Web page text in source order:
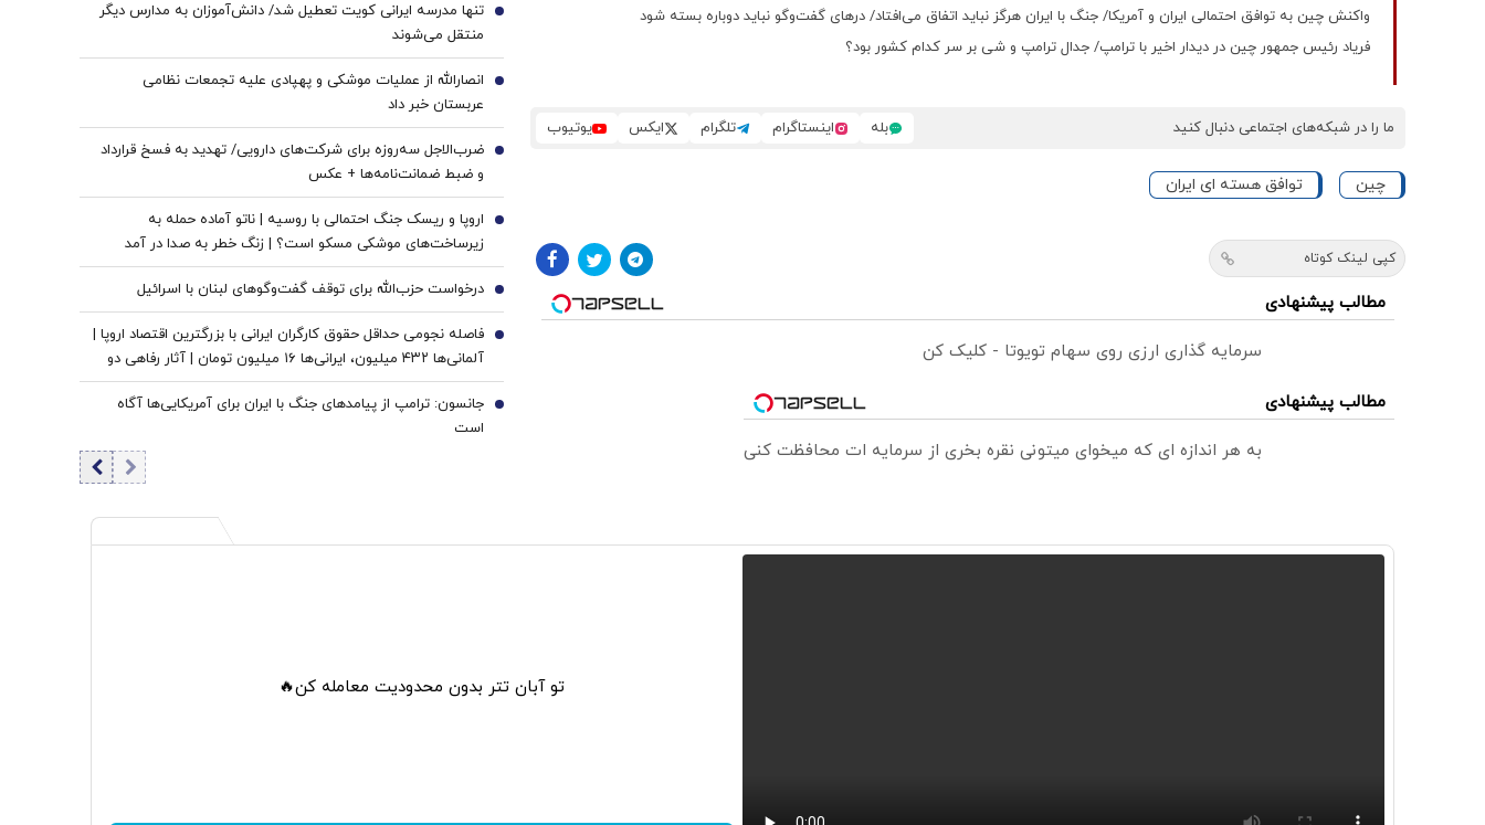
واکنش چین به توافق احتمالی ایران و آمریکا/ جنگ با ایران هرگز نباید اتفاق می‌افتاد/ درهای گفت‌وگو نباید دوباره بسته شود
فریاد رئیس جمهور چین در دیدار اخیر با ترامپ/ جدال ترامپ و شی بر سر کدام کشور بود؟
ما را در شبکه‌های اجتماعی دنبال کنید بله اینستاگرام تلگرام ایکس یوتیوب
چین توافق هسته ای ایران
کپی لینک کوتاه
مطالب پیشنهادی
سرمایه گذاری ارزی روی سهام تویوتا - کلیک کن
مطالب پیشنهادی
به هر اندازه ای که میخوای میتونی نقره بخری از سرمایه ات محافظت کنی
تنها مدرسه ایرانی کویت تعطیل شد/ دانش‌آموزان به مدارس دیگر
منتقل می‌شوند
4
انصارالله از عملیات موشکی و پهپادی علیه تجمعات نظامی
عربستان خبر داد
5
ضرب‌الاجل سه‌روزه برای شرکت‌های دارویی/ تهدید به فسخ قرارداد
و ضبط ضمانت‌نامه‌ها + عکس
6
اروپا و ریسک جنگ احتمالی با روسیه | ناتو آماده حمله به
زیرساخت‌های موشکی مسکو است؟ | زنگ خطر به صدا در آمد
7
درخواست حزب‌الله برای توقف گفت‌وگوهای لبنان با اسرائیل 8
فاصله نجومی حداقل حقوق کارگران ایرانی با بزرگترین اقتصاد اروپا |
آلمانی‌ها ۴۳۲ میلیون، ایرانی‌ها ۱۶ میلیون تومان | آثار رفاهی دو
مدل اقتصادی متفاوت
9
جانسون: ترامپ از پیامدهای جنگ با ایران برای آمریکایی‌ها آگاه
است
10
تو آبان تتر بدون محدودیت معامله کن🔥